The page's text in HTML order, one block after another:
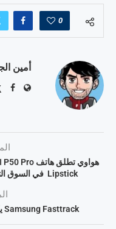
0
أمين
Lipstick في السوق التونسية بداية من يوم 25 ماي 2022
Samsung Fasttrack يكشف عن الشركات الناشئة الفائزة